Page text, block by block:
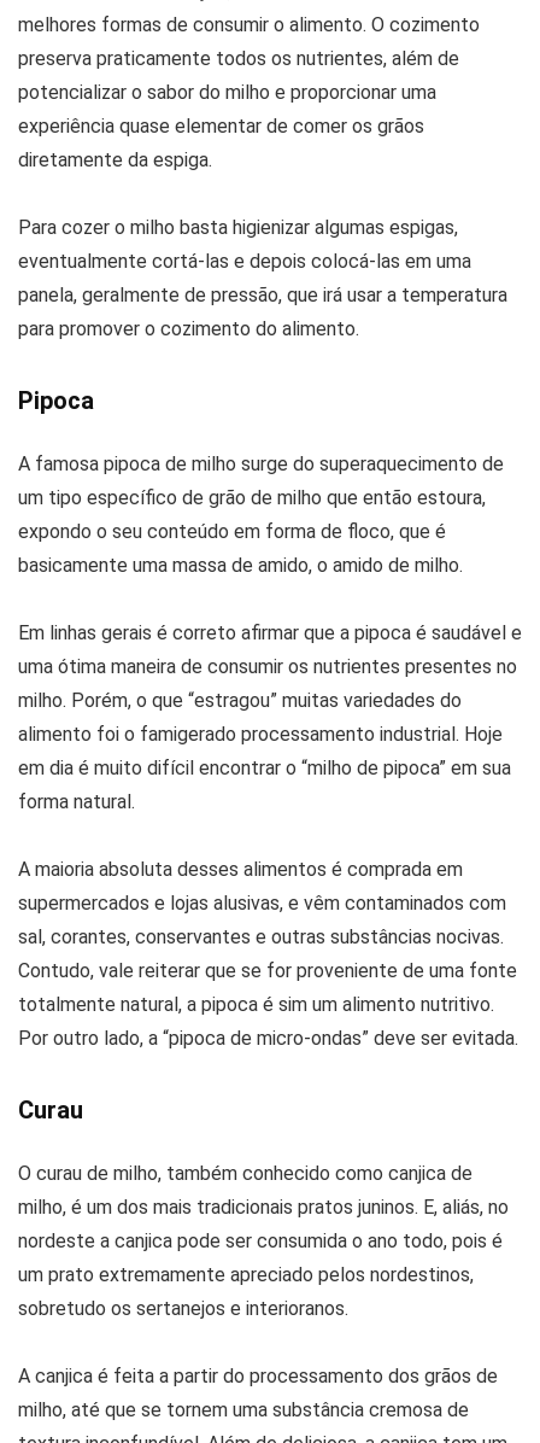
melhores formas de consumir o alimento. O cozimento
preserva praticamente todos os nutrientes, além de
potencializar o sabor do milho e proporcionar uma
experiência quase elementar de comer os grãos
diretamente da espiga.
Para cozer o milho basta higienizar algumas espigas,
eventualmente cortá-las e depois colocá-las em uma
panela, geralmente de pressão, que irá usar a temperatura
para promover o cozimento do alimento.
Pipoca
A famosa pipoca de milho surge do superaquecimento de
um tipo específico de grão de milho que então estoura,
expondo o seu conteúdo em forma de floco, que é
basicamente uma massa de amido, o amido de milho.
Em linhas gerais é correto afirmar que a pipoca é saudável e
uma ótima maneira de consumir os nutrientes presentes no
milho. Porém, o que “estragou” muitas variedades do
alimento foi o famigerado processamento industrial. Hoje
em dia é muito difícil encontrar o “milho de pipoca” em sua
forma natural.
A maioria absoluta desses alimentos é comprada em
supermercados e lojas alusivas, e vêm contaminados com
sal, corantes, conservantes e outras substâncias nocivas.
Contudo, vale reiterar que se for proveniente de uma fonte
totalmente natural, a pipoca é sim um alimento nutritivo.
Por outro lado, a “pipoca de micro-ondas” deve ser evitada.
Curau
O curau de milho, também conhecido como canjica de
milho, é um dos mais tradicionais pratos juninos. E, aliás, no
nordeste a canjica pode ser consumida o ano todo, pois é
um prato extremamente apreciado pelos nordestinos,
sobretudo os sertanejos e interioranos.
A canjica é feita a partir do processamento dos grãos de
milho, até que se tornem uma substância cremosa de